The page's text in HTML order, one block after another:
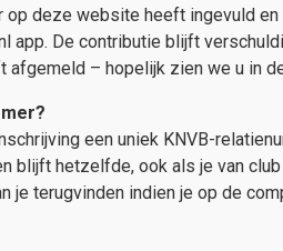
op deze website heeft ingevuld
app. De contributie blijft
afgemeld – hopelijk zien we u in
een uniek KNVB-
blijft hetzelfde, ook als je van
je terugvinden indien je op de